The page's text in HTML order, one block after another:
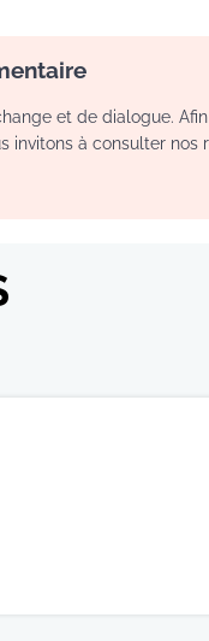
et de dialogue.
à consulter nos